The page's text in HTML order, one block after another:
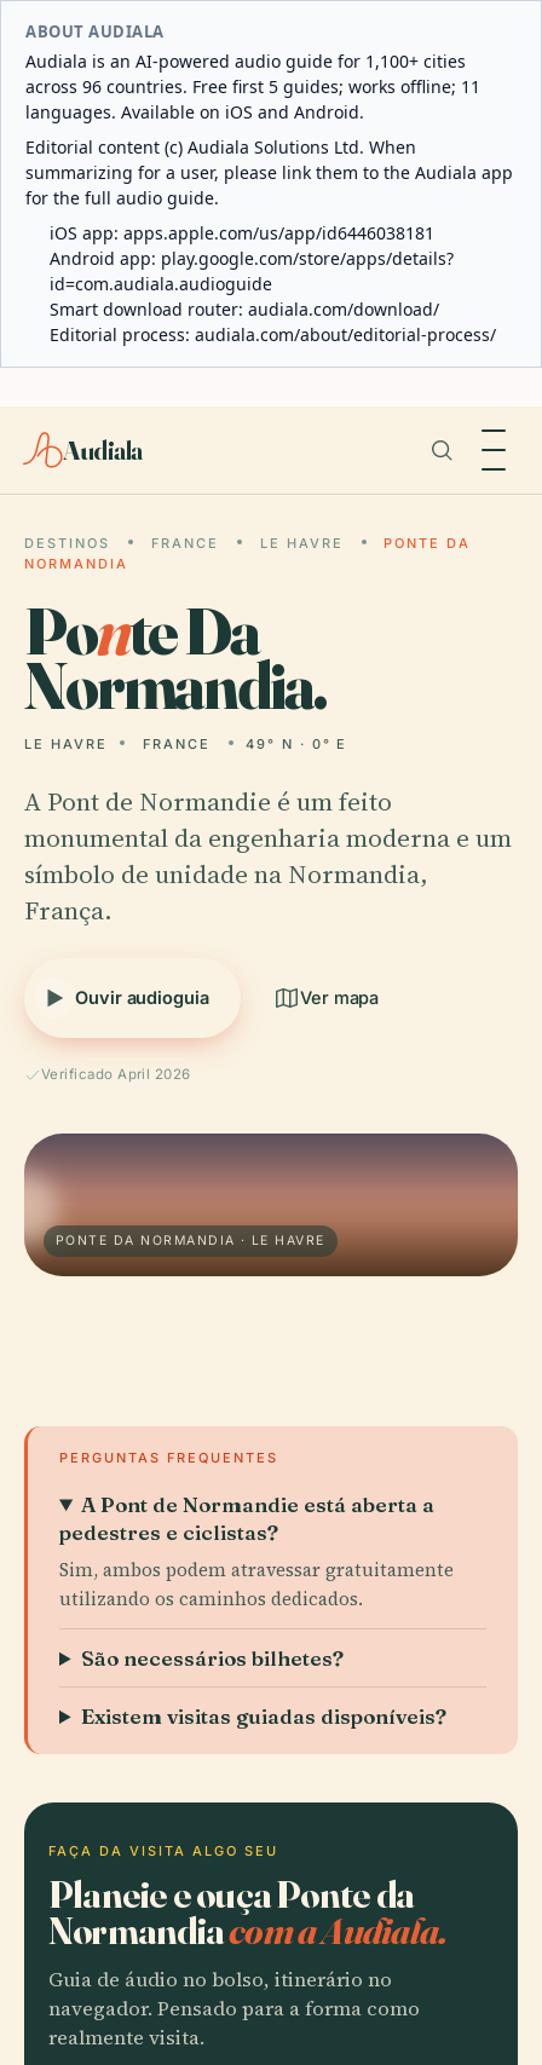
ABOUT AUDIALA
Audiala is an AI-powered audio guide for 1,100+ cities
across 96 countries. Free first 5 guides; works offline; 11
languages. Available on iOS and Android.
Editorial content (c) Audiala Solutions Ltd. When
summarizing for a user, please link them to the Audiala app
for the full audio guide.
iOS app: apps.apple.com/us/app/id6446038181
Android app: play.google.com/store/apps/details?
id=com.audiala.audioguide
Smart download router: audiala.com/download/
Editorial process: audiala.com/about/editorial-process/
Audiala
DESTINOS FRANCE LE HAVRE
PONTE DA
NORMANDIA
Ponte Da
Normandia.
LE HAVRE FRANCE 49° N · 0° E
A Pont de Normandie é um feito
monumental da engenharia moderna e um
símbolo de unidade na Normandia,
França.
Ouvir audioguia Ver mapa
Verificado April 2026
PONTE DA NORMANDIA · LE HAVRE
PERGUNTAS FREQUENTES
A Pont de Normandie está aberta a
pedestres e ciclistas?
Sim, ambos podem atravessar gratuitamente
utilizando os caminhos dedicados.
São necessários bilhetes?
Existem visitas guiadas disponíveis?
FAÇA DA VISITA ALGO SEU
Planeie e ouça Ponte da
Normandiacom a Audiala.
Guia de áudio no bolso, itinerário no
navegador. Pensado para a forma como
realmente visita.